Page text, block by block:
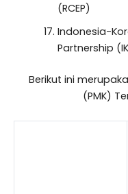
(RCEP)
Indonesia-
Partnership
Berikut ini
(PMK)